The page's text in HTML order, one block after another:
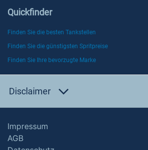
Quickfinder
Finden Sie die besten Tankstellen
Finden Sie die günstigsten Spritpreise
Finden Sie Ihre bevorzugte Marke
Disclaimer
Impressum
AGB